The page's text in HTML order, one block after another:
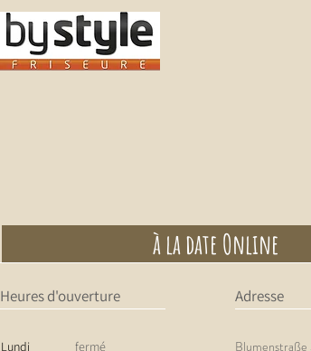
à la date Online
Heures d'ouverture
Lundi
fermé
Adresse
Blumenstraße